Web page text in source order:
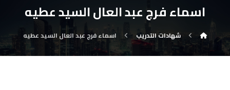
اسماء فرج عبد العال السيد عطيه
شهادات التدريب اسماء فرج عبد العال السيد عطيه